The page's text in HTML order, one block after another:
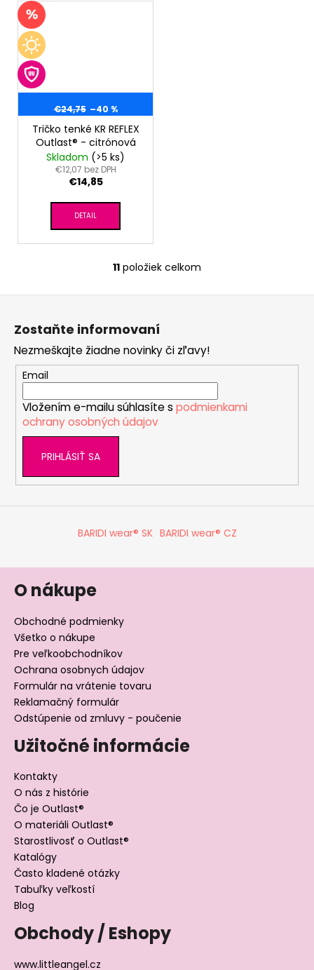
€24,75 –40 %
Tričko tenké KR REFLEX
Outlast® - citrónová
Skladom (>5 ks)
€12,07 bez DPH
€14,85
DETAIL
O
v
á
d
a
c
i
e
p
r
v
ý
i
u
11 položiek celkom
Zostaňte informovaní
Nezmeškajte žiadne novinky či zľavy!
Email
Vložením e-mailu súhlasíte s podmienkami
ochrany osobných údajov
PRIHLÁSIŤ SA
BARIDI wear® SK BARIDI wear® CZ
O nákupe
Obchodné podmienky
Všetko o nákupe
Pre veľkoobchodníkov
Ochrana osobnych údajov
Formulár na vrátenie tovaru
Reklamačný formulár
Odstúpenie od zmluvy - poučenie
Užitočné informácie
Kontakty
O nás z histórie
Čo je Outlast®
O materiáli Outlast®
Starostlivosť o Outlast®
Katalógy
Často kladené otázky
Tabuľky veľkostí
Blog
Obchody / Eshopy
www.littleangel.cz